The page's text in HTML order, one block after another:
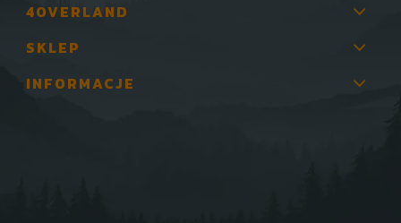
4OVERLAND
SKLEP
INFORMACJE